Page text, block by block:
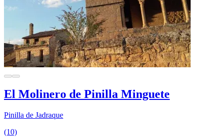
El Molinero de Pinilla Minguete
Pinilla de Jadraque
(10)